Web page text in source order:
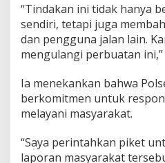
“Tindakan ini tidak hanya
sendiri, tetapi juga
dan pengguna jalan lain.
mengulangi perbuatan
Ia menekankan bahwa
berkomitmen untuk
melayani masyarakat.
“Saya perintahkan piket
laporan masyarakat